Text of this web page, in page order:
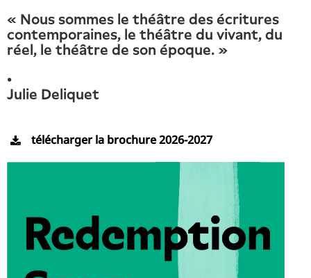
« Nous sommes le théâtre des écritures
contemporaines, le théâtre du vivant, du
réel, le théâtre de son époque. »
•
Julie Deliquet
télécharger la brochure 2026-2027